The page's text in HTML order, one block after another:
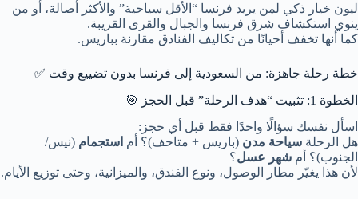
ليون خيار ذكي لمن يريد فرنسا “الأقل سياحية” والأكثر أصالة، أو من
ينوي استكشاف شرق فرنسا والجبال والقرى القريبة.
كما أنها تخفف أحيانًا من تكاليف الفنادق مقارنة بباريس.
خطة رحلة جاهزة: من السعودية إلى فرنسا بدون تضييع وقت ✅
الخطوة 1: تثبيت “هدف الرحلة” قبل الحجز 🎯
اسأل نفسك سؤالًا واحدًا فقط قبل أي حجز:
هل الرحلة سياحة مدن (باريس + متاحف)؟ أم استجمام (نيس/
الجنوب)؟ أم شهر عسل؟
لأن هذا يغيّر مطار الوصول، ونوع الفندق، والميزانية، وحتى توزيع الأيام.